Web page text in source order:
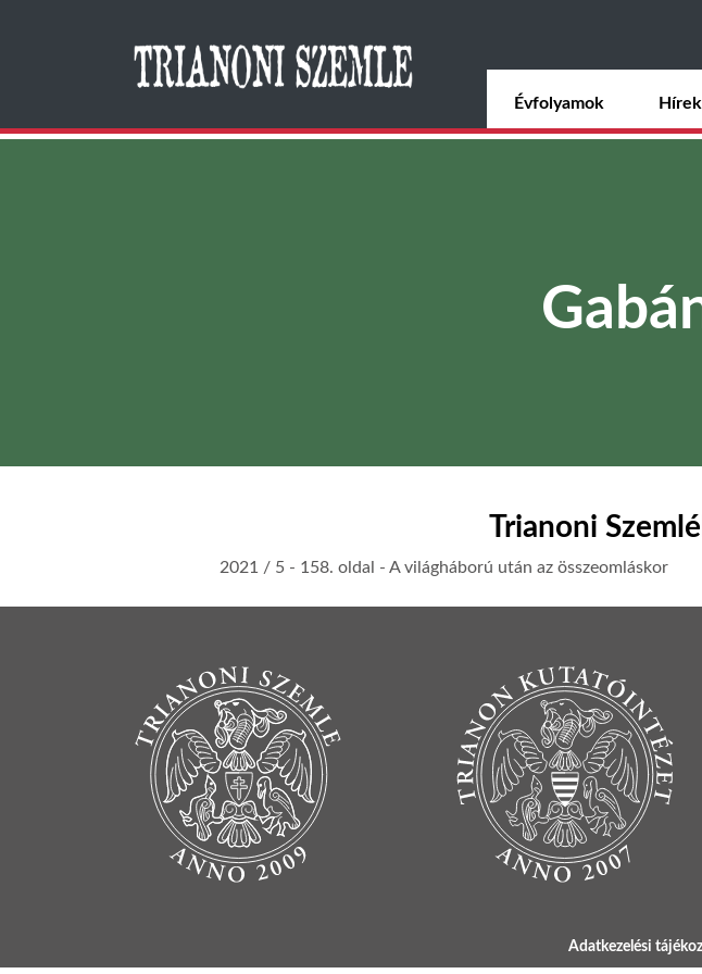
Évfolyamok
Trianoni
2021 / 5- 158. oldal - A világháború után az összeomláskor
Adatkezelési